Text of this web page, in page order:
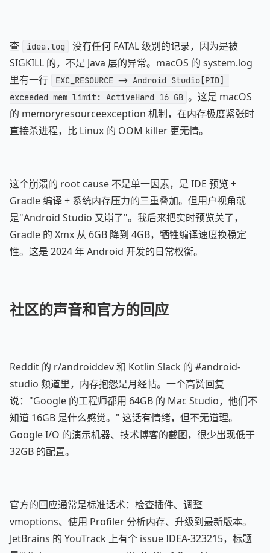
查 idea.log
没有任何 FATAL 级别的记录，因为是被
SIGKILL 的，不是 Java 层的异常。macOS 的 system.log
里有一行
EXC_RESOURCE -> Android Studio[PID]
exceeded mem limit: ActiveHard 16 GB 。这是 macOS
的 memoryresourceexception 机制，在内存极度紧张时
直接杀进程，比 Linux 的 OOM killer 更无情。
这个崩溃的 root cause 不是单一因素，是 IDE 预览 +
Gradle 编译 + 系统内存压力的三重叠加。但用户视角就
是"Android Studio 又崩了"。我后来把实时预览关了，
Gradle 的 Xmx 从 6GB 降到 4GB，牺牲编译速度换稳定
性。这是 2024 年 Android 开发的日常权衡。
社区的声音和官方的回应
Reddit 的 r/androiddev 和 Kotlin Slack 的 #android-
studio 频道里，内存抱怨是月经帖。一个高赞回复
说："Google 的工程师都用 64GB 的 Mac Studio，他们不
知道 16GB 是什么感觉。" 这话有情绪，但不无道理。
Google I/O 的演示机器、技术博客的截图，很少出现低于
32GB 的配置。
官方的回应通常是标准话术：检查插件、调整
vmoptions、使用 Profiler 分析内存、升级到最新版本。
JetBrains 的 YouTrack 上有个 issue IDEA-323215，标题